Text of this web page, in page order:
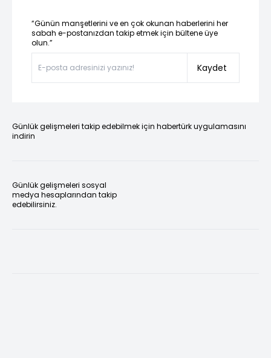
“Günün manşetlerini ve en çok okunan haberlerini her
sabah e-postanızdan takip etmek için bültene üye
olun.”
Kaydet
Günlük gelişmeleri takip edebilmek için habertürk uygulamasını
indirin
Günlük gelişmeleri sosyal
medya hesaplarından takip
edebilirsiniz.